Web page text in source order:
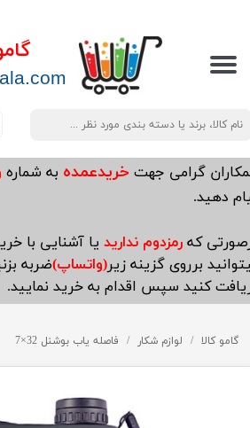
حساب کاربری من
تغییر گذر واژه
سفارشات
خروج از حساب کاربری
گرامی جهت خریدعمده به شماره
دهید.
که رمزدوم ندارید یا آشنایی با
برروی گزینه زیر(واتساپ)ضربه
کنید سپس اقدام به خرید نمایید.
گامو کالا لوازم شکار فاصله یاب بوشنل 32×7